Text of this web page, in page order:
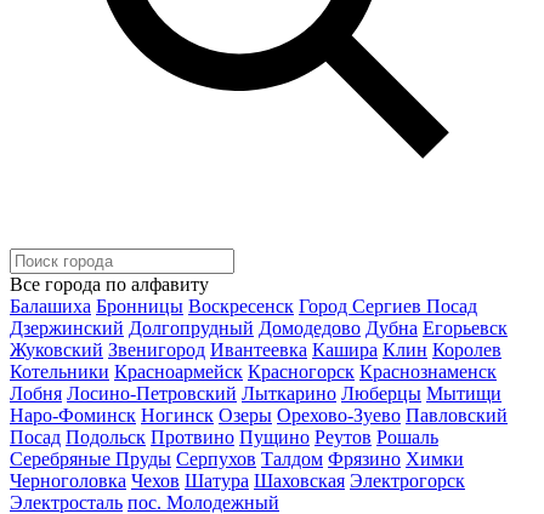
Все города по алфавиту
Балашиха Бронницы Воскресенск Город Сергиев Посад
Дзержинский Долгопрудный Домодедово Дубна Егорьевск
Жуковский Звенигород Ивантеевка Кашира Клин Королев
Котельники Красноармейск Красногорск Краснознаменск
Лобня Лосино-Петровский Лыткарино Люберцы Мытищи
Наро-Фоминск Ногинск Озеры Орехово-Зуево Павловский
Посад Подольск Протвино Пущино Реутов Рошаль
Серебряные Пруды Серпухов Талдом Фрязино Химки
Черноголовка Чехов Шатура Шаховская Электрогорск
Электросталь пос. Молодежный